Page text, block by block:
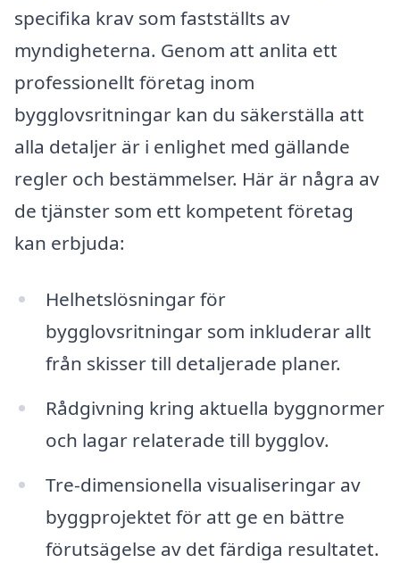
specifika krav som fastställts av
myndigheterna. Genom att anlita ett
professionellt företag inom
bygglovsritningar kan du säkerställa att
alla detaljer är i enlighet med gällande
regler och bestämmelser. Här är några av
de tjänster som ett kompetent företag
kan erbjuda:
Helhetslösningar för
bygglovsritningar som inkluderar allt
från skisser till detaljerade planer.
Rådgivning kring aktuella byggnormer
och lagar relaterade till bygglov.
Tre-dimensionella visualiseringar av
byggprojektet för att ge en bättre
förutsägelse av det färdiga resultatet.